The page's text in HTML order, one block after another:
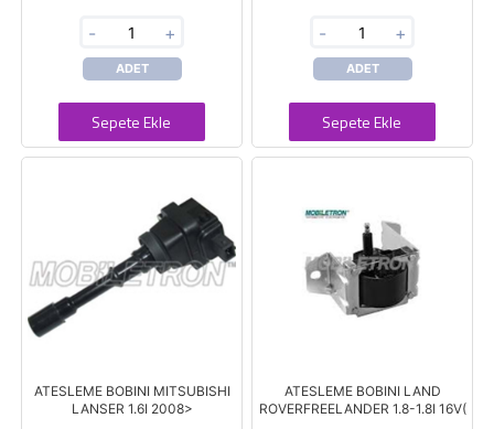
- +
ADET
Sepete Ekle
- +
ADET
Sepete Ekle
ATESLEME BOBINI MITSUBISHI
LANSER 1.6I 2008>
ATESLEME BOBINI LAND
ROVERFREELANDER 1.8-1.8I 16V(